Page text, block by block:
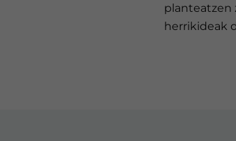
planteatzen
herrikideak